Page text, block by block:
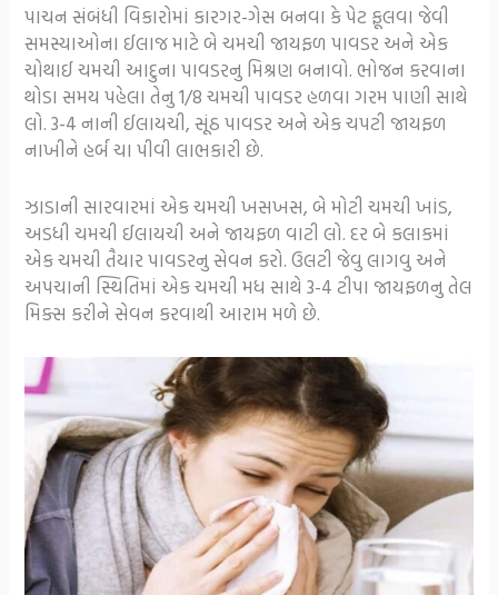
પાચન સંબંધી વિકારોમાં કારગર-ગેસ બનવા કે પેટ ફૂલવા જેવી
સમસ્યાઓના ઈલાજ માટે બે ચમચી જાયફળ પાવડર અને એક
ચોથાઈ ચમચી આદુના પાવડરનુ મિશ્રણ બનાવો. ભોજન કરવાના
થોડા સમય પહેલા તેનુ 1/8 ચમચી પાવડર હળવા ગરમ પાણી સાથે
લો. 3-4 નાની ઈલાયચી, સૂંઠ પાવડર અને એક ચપટી જાયફળ
નાખીને હર્બ ચા પીવી લાભકારી છે.
ઝાડાની સારવારમાં એક ચમચી ખસખસ, બે મોટી ચમચી ખાંડ,
અડધી ચમચી ઈલાયચી અને જાયફળ વાટી લો. દર બે કલાકમાં
એક ચમચી તૈયાર પાવડરનુ સેવન કરો. ઉલટી જેવુ લાગવુ અને
અપચાની સ્થિતિમાં એક ચમચી મધ સાથે 3-4 ટીપા જાયફળનુ તેલ
મિક્સ કરીને સેવન કરવાથી આરામ મળે છે.